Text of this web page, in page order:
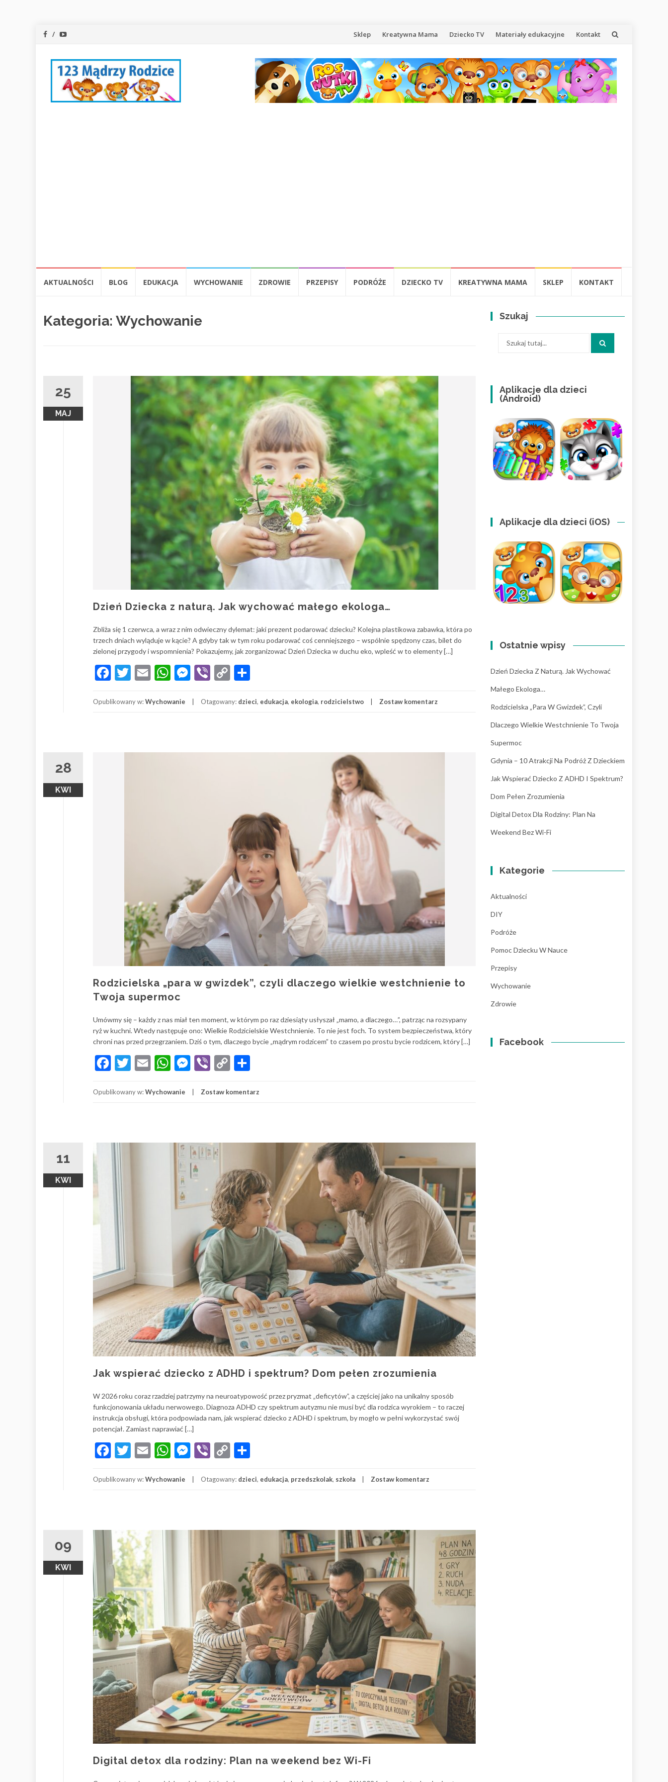
Przejdź
treści
Sklep Kreatywna Mama Dziecko TV Materiały edukacyjne Kontakt
AKTUALNOŚCI BLOG EDUKACJA WYCHOWANIE ZDROWIE PRZEPISY PODRÓŻE DZIECKO TV KREATYWNA MAMA SKLEP KONTAKT
Kategoria: Wychowanie
25
MAJ
Dzień Dziecka z naturą. Jak wychować małego ekologa…
Zbliża się 1 czerwca, a wraz z nim odwieczny dylemat: jaki prezent podarować dziecku? Kolejna plastikowa zabawka, która po
trzech dniach wyląduje w kącie? A gdyby tak w tym roku podarować coś cenniejszego – wspólnie spędzony czas, bilet do
zielonej przygody i wspomnienia? Pokazujemy, jak zorganizować Dzień Dziecka w duchu eko, wpleść w to elementy […]
Facebook
Twitter
EmailWhatsApp
Messenger
Viber
Copy
Opublikowany w:Wychowanie Otagowany: dzieci, edukacja, ekologia, rodzicielstwo Zostaw komentarz
28
KWI
Rodzicielska „para w gwizdek”, czyli dlaczego wielkie westchnienie to
Twoja supermoc
Umówmy się – każdy z nas miał ten moment, w którym po raz dziesiąty usłyszał „mamo, a dlaczego…”, patrząc na rozsypany
ryż w kuchni. Wtedy następuje ono: Wielkie Rodzicielskie Westchnienie. To nie jest foch. To system bezpieczeństwa, który
chroni nas przed przegrzaniem. Dziś o tym, dlaczego bycie „mądrym rodzicem” to czasem po prostu bycie rodzicem, który […]
Facebook
Twitter
EmailWhatsApp
Messenger
Viber
Copy
Opublikowany w:Wychowanie Zostaw komentarz
11
KWI
Jak wspierać dziecko z ADHD i spektrum? Dom pełen zrozumienia
W 2026 roku coraz rzadziej patrzymy na neuroatypowość przez pryzmat „deficytów”, a częściej jako na unikalny sposób
funkcjonowania układu nerwowego. Diagnoza ADHD czy spektrum autyzmu nie musi być dla rodzica wyrokiem – to raczej
instrukcja obsługi, która podpowiada nam, jak wspierać dziecko z ADHD i spektrum, by mogło w pełni wykorzystać swój
potencjał. Zamiast naprawiać […]
Facebook
Twitter
EmailWhatsApp
Messenger
Viber
Copy
Opublikowany w:Wychowanie Otagowany: dzieci, edukacja, przedszkolak, szkoła Zostaw komentarz
09
KWI
Digital detox dla rodziny: Plan na weekend bez Wi-Fi
Szukaj
Aplikacje dla dzieci
(Android)
Aplikacje dla dzieci (iOS)
Ostatnie wpisy
Dzień Dziecka Z Naturą. Jak Wychować
Małego Ekologa…
Rodzicielska „para W Gwizdek”, Czyli
Dlaczego Wielkie Westchnienie To Twoja
Supermoc
Gdynia – 10 Atrakcji Na Podróż Z Dzieckiem
Jak Wspierać Dziecko Z ADHD I Spektrum?
Dom Pełen Zrozumienia
Digital Detox Dla Rodziny: Plan Na
Weekend Bez Wi-Fi
Kategorie
Aktualności
DIY
Podróże
Pomoc Dziecku W Nauce
Przepisy
Wychowanie
Zdrowie
Facebook